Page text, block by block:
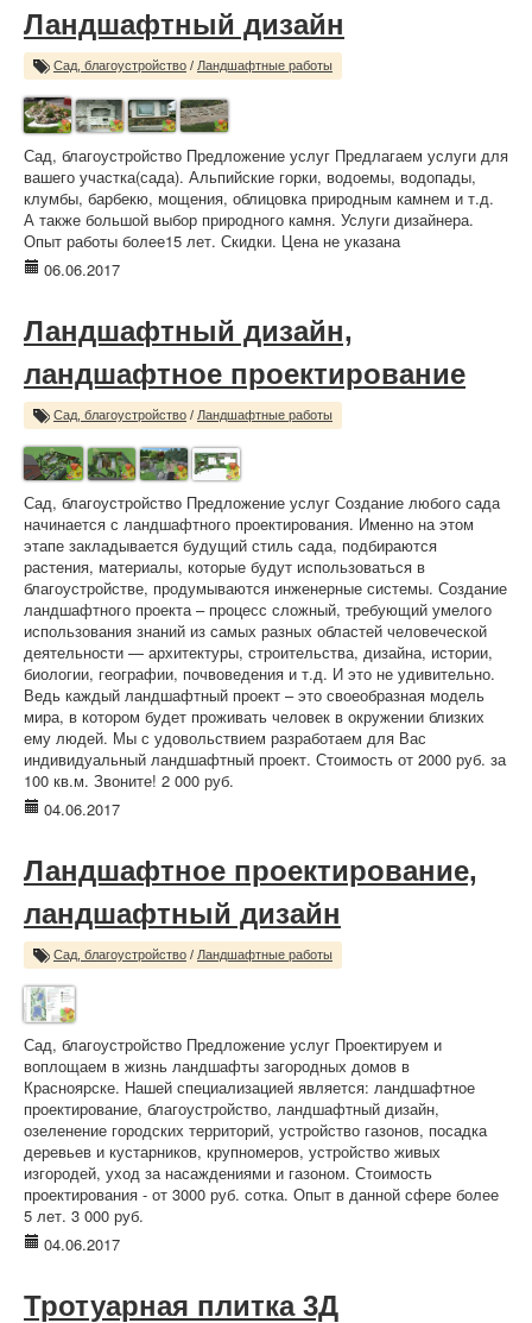
Ландшафтный дизайн
Сад, благоустройство / Ландшафтные работы
Сад, благоустройство Предложение услуг Предлагаем услуги для
вашего участка(сада). Альпийские горки, водоемы, водопады,
клумбы, барбекю, мощения, облицовка природным камнем и т.д.
А также большой выбор природного камня. Услуги дизайнера.
Опыт работы более15 лет. Скидки. Цена не указана
06.06.2017
Ландшафтный дизайн,
ландшафтное проектирование
Сад, благоустройство / Ландшафтные работы
Сад, благоустройство Предложение услуг Создание любого сада
начинается с ландшафтного проектирования. Именно на этом
этапе закладывается будущий стиль сада, подбираются
растения, материалы, которые будут использоваться в
благоустройстве, продумываются инженерные системы. Создание
ландшафтного проекта – процесс сложный, требующий умелого
использования знаний из самых разных областей человеческой
деятельности — архитектуры, строительства, дизайна, истории,
биологии, географии, почвоведения и т.д. И это не удивительно.
Ведь каждый ландшафтный проект – это своеобразная модель
мира, в котором будет проживать человек в окружении близких
ему людей. Мы с удовольствием разработаем для Вас
индивидуальный ландшафтный проект. Стоимость от 2000 руб. за
100 кв.м. Звоните! 2 000 руб.
04.06.2017
Ландшафтное проектирование,
ландшафтный дизайн
Сад, благоустройство / Ландшафтные работы
Сад, благоустройство Предложение услуг Проектируем и
воплощаем в жизнь ландшафты загородных домов в
Красноярске. Нашей специализацией является: ландшафтное
проектирование, благоустройство, ландшафтный дизайн,
озеленение городских территорий, устройство газонов, посадка
деревьев и кустарников, крупномеров, устройство живых
изгородей, уход за насаждениями и газоном. Стоимость
проектирования - от 3000 руб. сотка. Опыт в данной сфере более
5 лет. 3 000 руб.
04.06.2017
Тротуарная плитка 3Д